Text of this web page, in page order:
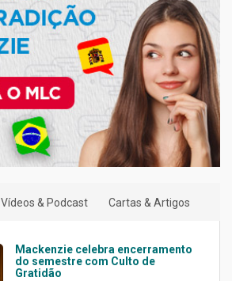
Vídeos & Podcast Cartas & Artigos
Mackenzie celebra encerramento
do semestre com Culto de
Gratidão